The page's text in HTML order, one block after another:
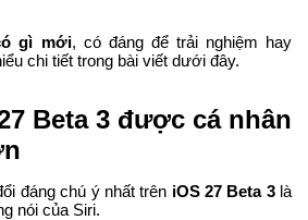
gì mới, có đáng để trải nghiệm hay
chi tiết trong bài viết dưới đây.
Beta 3 được cá nhân
đáng chú ý nhất trên iOS 27 Beta 3 là
nói của Siri.